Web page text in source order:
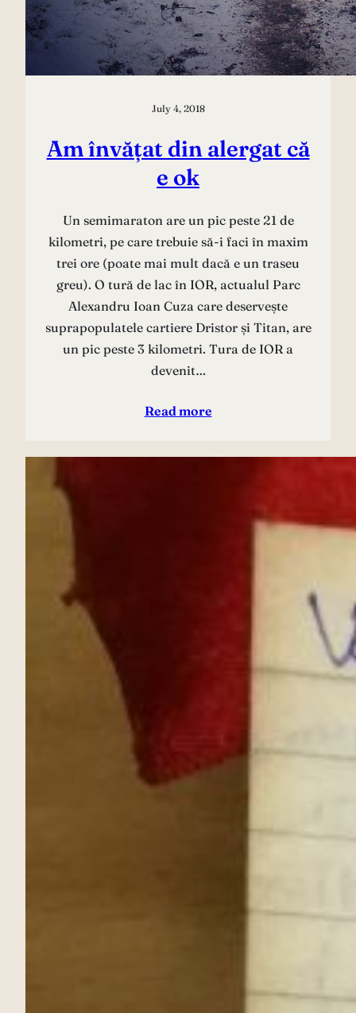
July 4, 2018
Am învățat din alergat că
e ok
Un semimaraton are un pic peste 21 de
kilometri, pe care trebuie să-i faci în maxim
trei ore (poate mai mult dacă e un traseu
greu). O tură de lac în IOR, actualul Parc
Alexandru Ioan Cuza care deservește
suprapopulatele cartiere Dristor și Titan, are
un pic peste 3 kilometri. Tura de IOR a
devenit…
Read more